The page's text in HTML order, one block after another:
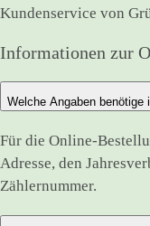
Kundenservice von
Informationen zur
Welche Angaben
Für die Online-
Adresse, den
Zählernummer.